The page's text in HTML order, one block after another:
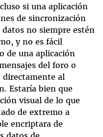
si una aplicación
de sincronización
no siempre estén
y no es fácil
de una aplicación
del foro o
al
Estaría bien que
visual de lo que
de extremo a
encriptara de